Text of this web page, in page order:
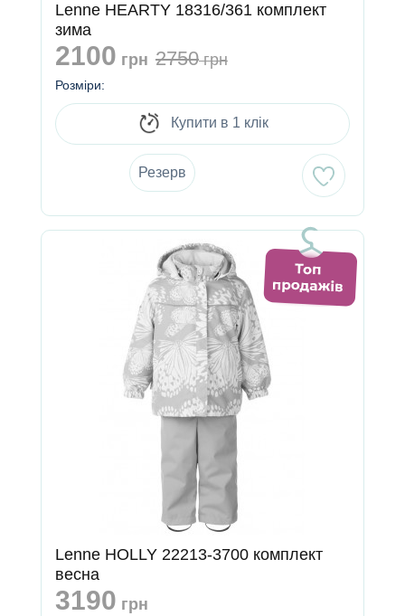
Lenne HEARTY 18316/361 комплект
зима
2100 грн 2750грн
Розміри:
Купити в 1 клік
Резерв
Lenne HOLLY 22213-3700 комплект
весна
3190 грн